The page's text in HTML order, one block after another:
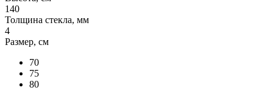
140
Толщина стекла, мм
4
Размер, см
70
75
80